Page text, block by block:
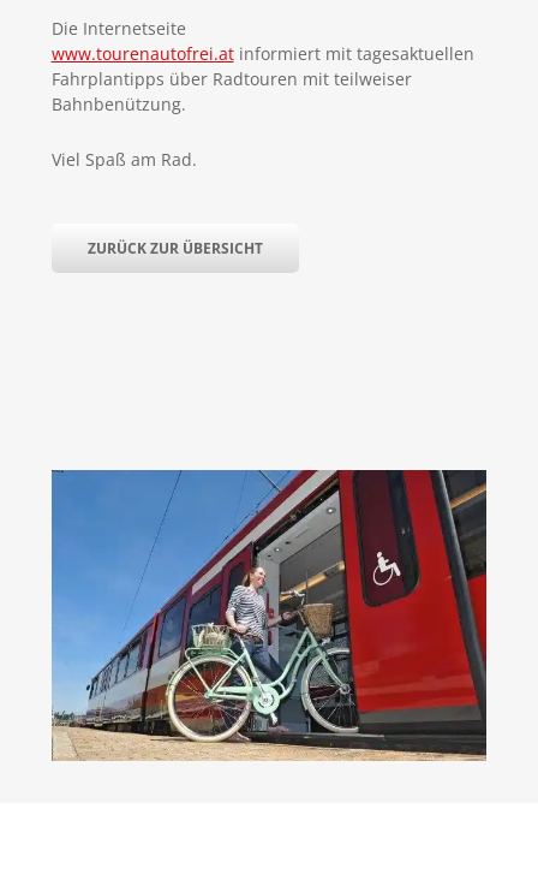
Die Internetseite
www.tourenautofrei.atinformiert mit tagesaktuellen
Fahrplantipps über Radtouren mit teilweiser
Bahnbenützung.
Viel Spaß am Rad.
ZURÜCK ZUR ÜBERSICHT